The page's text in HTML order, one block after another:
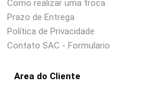
Como realizar uma troca
Prazo de Entrega
Política de Privacidade
Contato SAC - Formulario
Area do Cliente